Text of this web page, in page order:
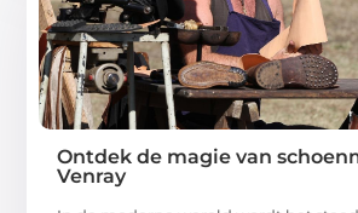
Ontdek de magie van
Venray